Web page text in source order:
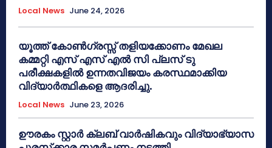
Local News June 24, 2026
യൂത്ത് കോൺഗ്രസ്സ് തളിയക്കോണം മേഖല
കമ്മറ്റി എസ് എസ് എൽ സി പ്ലസ് ടു
പരീക്ഷകളിൽ ഉന്നതവിജയം കരസ്ഥമാക്കിയ
വിദ്യാർത്ഥികളെ ആദരിച്ചു.
Local News June 23, 2026
ഊരകം സ്റ്റാർ ക്ലബ് വാർഷികവും വിദ്യാഭ്യാസ